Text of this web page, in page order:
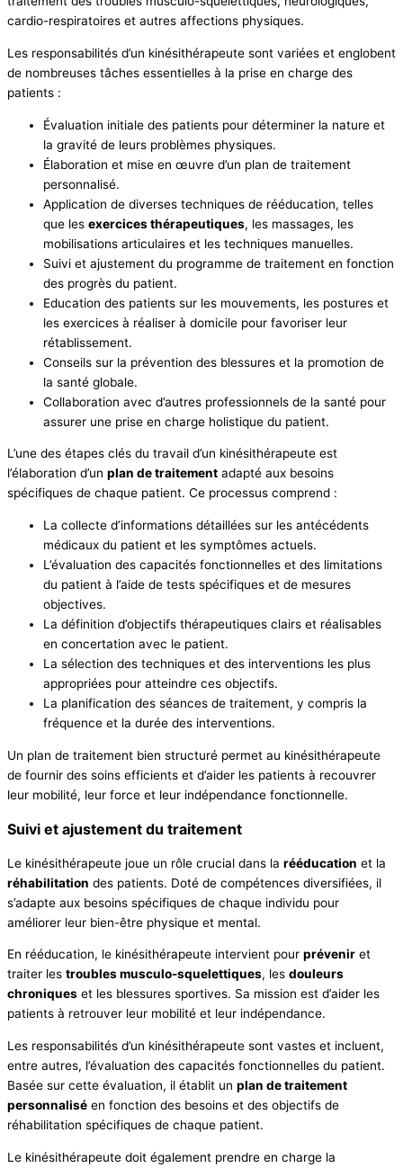
cardio-respiratoires et autres affections physiques.
Les responsabilités d’un kinésithérapeute sont variées et englobent
de nombreuses tâches essentielles à la prise en charge des
patients :
Évaluation initiale des patients pour déterminer la nature et
la gravité de leurs problèmes physiques.
Élaboration et mise en œuvre d’un plan de traitement
personnalisé.
Application de diverses techniques de rééducation, telles
que les exercices thérapeutiques, les massages, les
mobilisations articulaires et les techniques manuelles.
Suivi et ajustement du programme de traitement en fonction
des progrès du patient.
Education des patients sur les mouvements, les postures et
les exercices à réaliser à domicile pour favoriser leur
rétablissement.
Conseils sur la prévention des blessures et la promotion de
la santé globale.
Collaboration avec d’autres professionnels de la santé pour
assurer une prise en charge holistique du patient.
L’une des étapes clés du travail d’un kinésithérapeute est
l’élaboration d’un plan de traitement adapté aux besoins
spécifiques de chaque patient. Ce processus comprend :
La collecte d’informations détaillées sur les antécédents
médicaux du patient et les symptômes actuels.
L’évaluation des capacités fonctionnelles et des limitations
du patient à l’aide de tests spécifiques et de mesures
objectives.
La définition d’objectifs thérapeutiques clairs et réalisables
en concertation avec le patient.
La sélection des techniques et des interventions les plus
appropriées pour atteindre ces objectifs.
La planification des séances de traitement, y compris la
fréquence et la durée des interventions.
Un plan de traitement bien structuré permet au kinésithérapeute
de fournir des soins efficients et d’aider les patients à recouvrer
leur mobilité, leur force et leur indépendance fonctionnelle.
Suivi et ajustement du traitement
Le kinésithérapeute joue un rôle crucial dans la rééducation et la
réhabilitation des patients. Doté de compétences diversifiées, il
s’adapte aux besoins spécifiques de chaque individu pour
améliorer leur bien-être physique et mental.
En rééducation, le kinésithérapeute intervient pour prévenir et
traiter les troubles musculo-squelettiques, les douleurs
chroniques et les blessures sportives. Sa mission est d’aider les
patients à retrouver leur mobilité et leur indépendance.
Les responsabilités d’un kinésithérapeute sont vastes et incluent,
entre autres, l’évaluation des capacités fonctionnelles du patient.
Basée sur cette évaluation, il établit un plan de traitement
personnalisé en fonction des besoins et des objectifs de
réhabilitation spécifiques de chaque patient.
Le kinésithérapeute doit également prendre en charge la